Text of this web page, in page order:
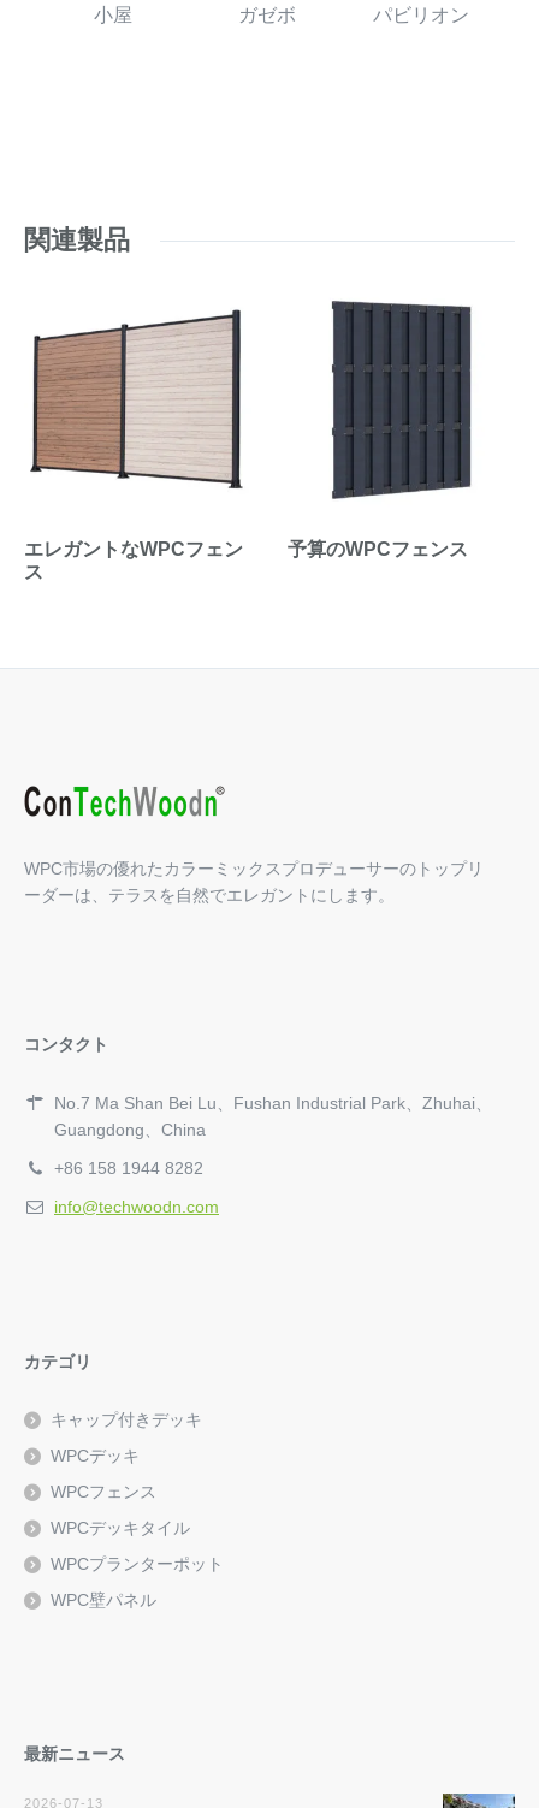
小屋 ガゼボ パビリオン
関連製品
エレガントなWPCフェン
ス
予算のWPCフェンス
WPC市場の優れたカラーミックスプロデューサーのトップリ
ーダーは、テラスを自然でエレガントにします。
コンタクト
No.7 Ma Shan Bei Lu、Fushan Industrial Park、Zhuhai、
Guangdong、China
+86 158 1944 8282
info@techwoodn.com
カテゴリ
キャップ付きデッキ
WPCデッキ
WPCフェンス
WPCデッキタイル
WPCプランターポット
WPC壁パネル
最新ニュース
2026-07-13